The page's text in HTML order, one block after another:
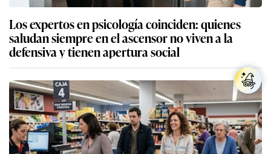
Los expertos en psicología coinciden: quienes
saludan siempre en el ascensor no viven a la
defensiva y tienen apertura social